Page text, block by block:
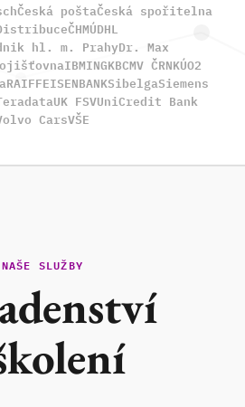
Česká poštaČeská spořitelna
ČHMÚDHL
hl. m. PrahyDr. Max
IBMINGKBCMV ČRNKÚO2
RAIFFEISENBANKSibelgaSiemens
UK FSVUniCredit Bank
CarsVŠE
NAŠE SLUŽBY